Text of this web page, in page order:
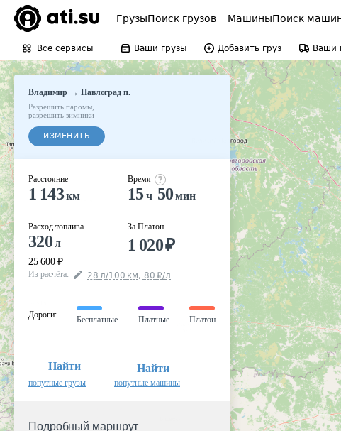
ГрузыПоиск грузов МашиныПоиск
Все сервисы Ваши грузы Добавить груз Ваши
Владимир → Павлоград п.
Разрешить паромы
разрешить зимники
ИЗМЕНИТЬ
Расстояние
1 143км
Расход топлива
320л
25 600 ₽
Время
15 ч 50 мин
За Платон
1 020₽
Из расчёта: 28 л/100 км, 80 ₽/л
Дороги:
Бесплатные Платные Платон
Найти
попутные грузы
Найти
попутные машины
Подробный маршрут